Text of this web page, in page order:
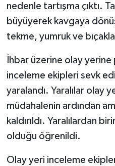
nedenle tartışma çıktı.
büyüyerek kavgaya
tekme, yumruk ve bıçakla
İhbar üzerine olay
inceleme ekipleri sevk
yaralandı. Yaralılar olay
müdahalenin ardından
kaldırıldı. Yaralılardan
olduğu öğrenildi.
Olay yeri inceleme
TURİZM
MAGAZİN
BİLİM&TEKNOLOJİ
BÖLGE